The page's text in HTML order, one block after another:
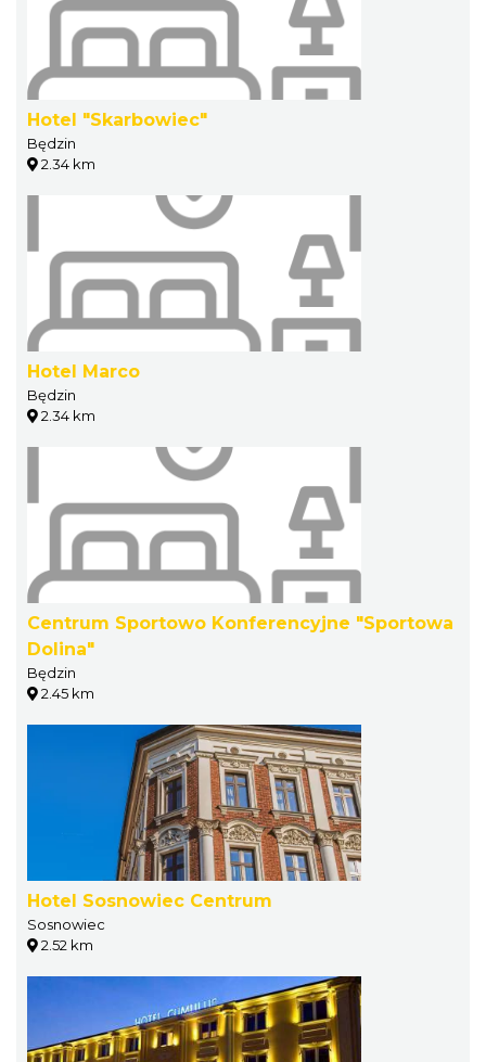
Hotel "Skarbowiec"
Będzin
2.34 km
Hotel Marco
Będzin
2.34 km
Centrum Sportowo Konferencyjne "Sportowa
Dolina"
Będzin
2.45 km
Hotel Sosnowiec Centrum
Sosnowiec
2.52 km